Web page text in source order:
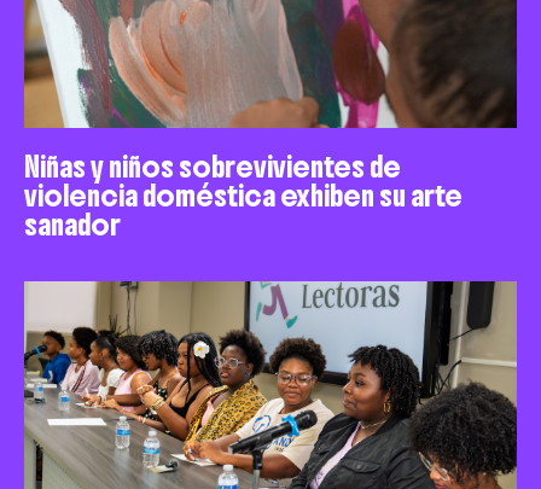
Niñas y niños sobrevivientes de
violencia doméstica exhiben su arte
sanador